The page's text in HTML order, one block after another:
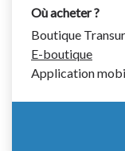
Où acheter ?
Boutique
E-boutique
Application